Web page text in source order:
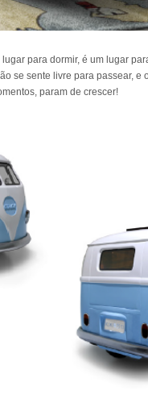
para dormir, é um lugar
se sente livre para passear, e
param de crescer!